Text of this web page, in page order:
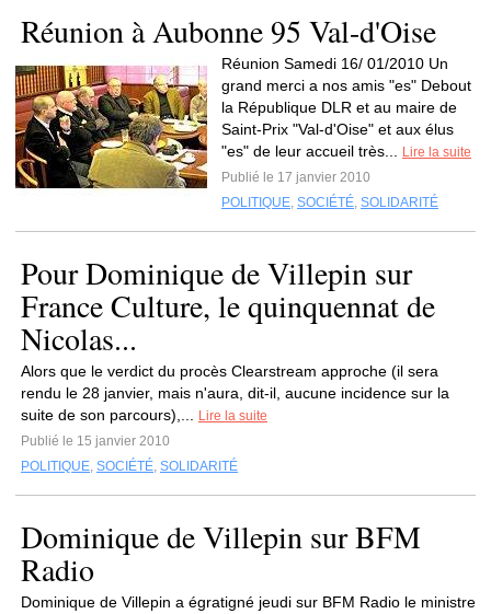
Réunion à Aubonne 95 Val-d'Oise
Réunion Samedi 16/ 01/2010 Un
grand merci a nos amis "es" Debout
la République DLR et au maire de
Saint-Prix "Val-d'Oise" et aux élus
"es" de leur accueil très...
Lire la suite
Publié le 17 janvier 2010
POLITIQUE, SOCIÉTÉ, SOLIDARITÉ
Pour Dominique de Villepin sur
France Culture, le quinquennat de
Nicolas...
Alors que le verdict du procès Clearstream approche (il sera
rendu le 28 janvier, mais n'aura, dit-il, aucune incidence sur la
suite de son parcours),...
Lire la suite
Publié le 15 janvier 2010
POLITIQUE, SOCIÉTÉ, SOLIDARITÉ
Dominique de Villepin sur BFM
Radio
Dominique de Villepin a égratigné jeudi sur BFM Radio le ministre